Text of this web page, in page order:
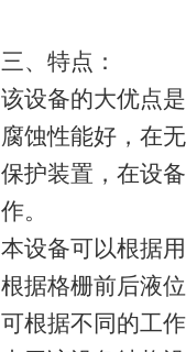
三、特点：
该设备的大优点
腐蚀性能好，在
保护装置，在设
作。
本设备可以根据
根据格栅前后液
可根据不同的